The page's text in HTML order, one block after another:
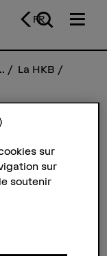
FR
La HKB
sur
sur
soutenir